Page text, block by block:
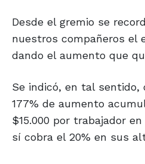
Desde el gremio se
nuestros compañeros el
dando el aumento que
Se indicó, en tal
177% de aumento
$15.000 por trabajador
sí cobra el 20% en sus